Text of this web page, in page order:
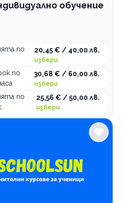
обучение
по
20,45 € / 40,00 лв.
избери
по
30,68 € / 60,00 лв.
избери
по
25,56 € / 50,00 лв.
избери
Webschoolsun София